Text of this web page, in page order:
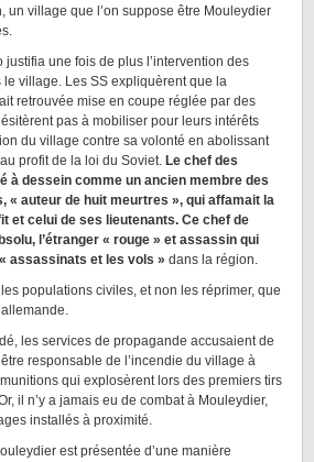
un village que l’on suppose être Mouleydier
justifia une fois de plus l’intervention des
village. Les SS expliquèrent que la
retrouvée mise en coupe réglée par des
pas à mobiliser pour leurs intérêts
du village contre sa volonté en abolissant
profit de la loi du Soviet. Le chef des
à dessein comme un ancien membre des
« auteur de huit meurtres », qui affamait la
et celui de ses lieutenants. Ce chef de
l’étranger « rouge » et assassin qui
assassinats et les vols » dans la région.
populations civiles, et non les réprimer, que
les services de propagande accusaient de
responsable de l’incendie du village à
qui explosèrent lors des premiers tirs
il n’y a jamais eu de combat à Mouleydier,
installés à proximité.
est présentée d’une manière